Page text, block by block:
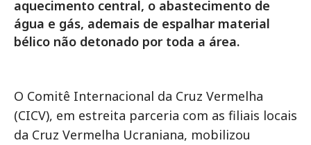
aquecimento central, o abastecimento de
água e gás, ademais de espalhar material
bélico não detonado por toda a área.
O Comitê Internacional da Cruz Vermelha
(CICV), em estreita parceria com as filiais locais
da Cruz Vermelha Ucraniana, mobilizou